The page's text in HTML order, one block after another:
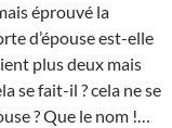
éprouvé la
d’épouse est-elle
plus deux mais
se fait-il ? cela ne se
? Que le nom !…